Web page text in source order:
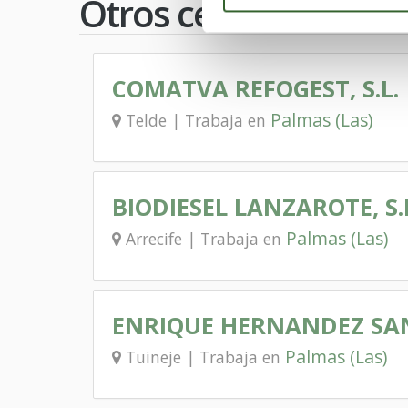
Otros centros
COMATVA REFOGEST, S.L.
Telde | Trabaja en Palmas (Las)
BIODIESEL LANZAROTE,
Arrecife | Trabaja en Palmas (Las)
ENRIQUE HERNANDEZ
Tuineje | Trabaja en Palmas (Las)